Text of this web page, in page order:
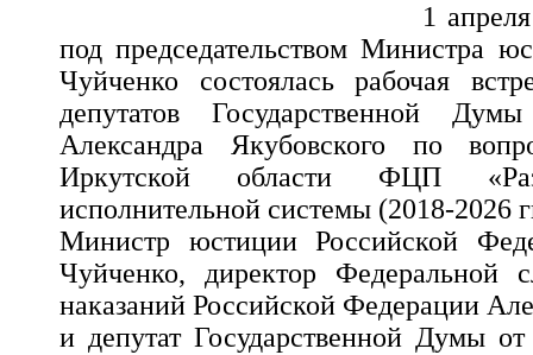
1
под председательством Министра
Чуйченко состоялась рабочая
депутатов Государственной
Александра Якубовского по
Иркутской области ФЦП
исполнительной системы (2018-2026
Министр юстиции Российской
Чуйченко, директор Федеральной
наказаний Российской Федерации
и депутат Государственной Думы